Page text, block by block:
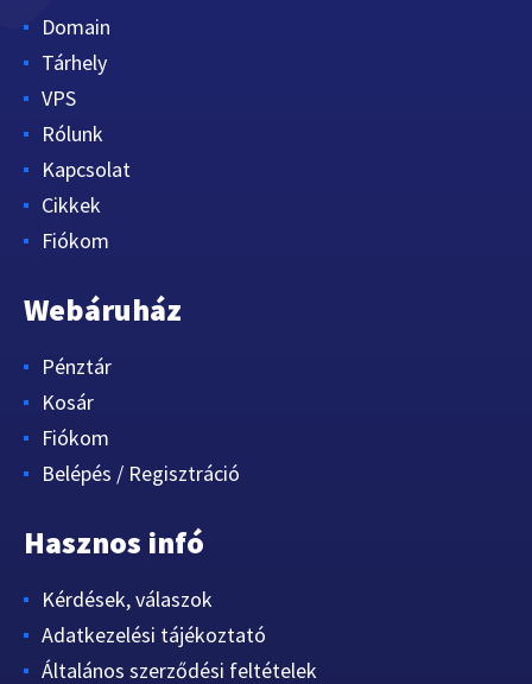
Domain
Tárhely
VPS
Rólunk
Kapcsolat
Cikkek
Fiókom
Webáruház
Pénztár
Kosár
Fiókom
Belépés / Regisztráció
Hasznos infó
Kérdések, válaszok
Adatkezelési tájékoztató
Általános szerződési feltételek